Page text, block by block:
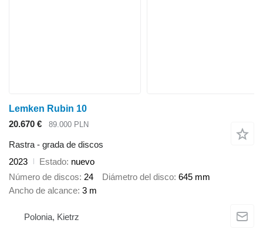
Lemken Rubin 10
20.670 €
89.000 PLN
Rastra - grada de discos
2023
Estado nuevo
Número de discos 24 Diámetro del disco 645 mm
Ancho de alcance 3 m
Polonia, Kietrz